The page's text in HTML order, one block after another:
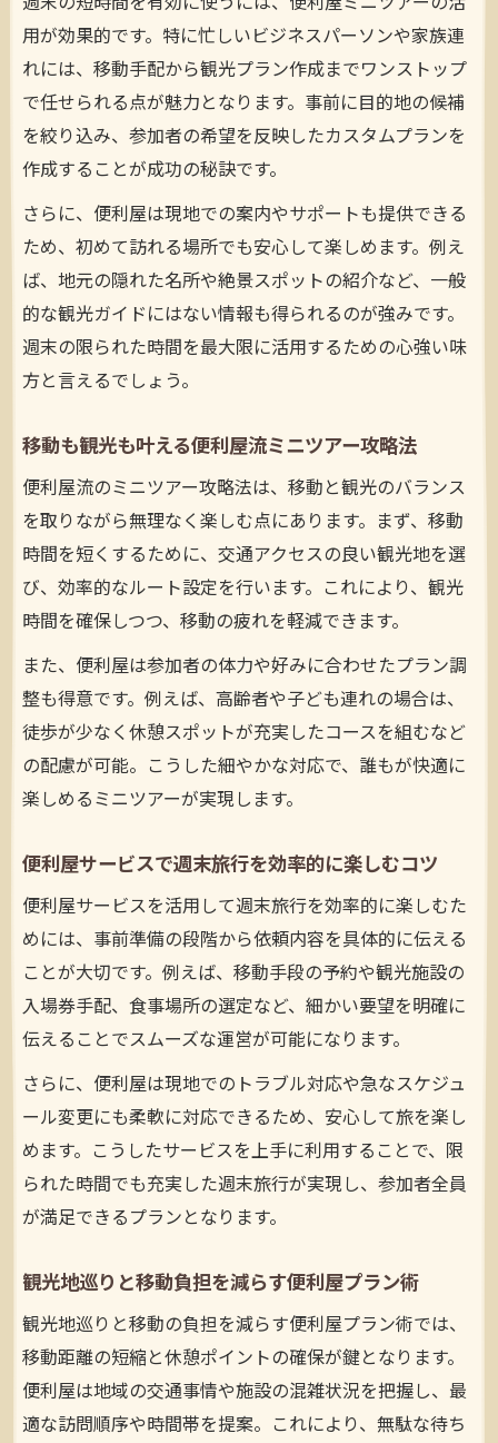
用が効果的です。特に忙しいビジネスパーソンや家族連
れには、移動手配から観光プラン作成までワンストップ
で任せられる点が魅力となります。事前に目的地の候補
を絞り込み、参加者の希望を反映したカスタムプランを
作成することが成功の秘訣です。
さらに、便利屋は現地での案内やサポートも提供できる
ため、初めて訪れる場所でも安心して楽しめます。例え
ば、地元の隠れた名所や絶景スポットの紹介など、一般
的な観光ガイドにはない情報も得られるのが強みです。
週末の限られた時間を最大限に活用するための心強い味
方と言えるでしょう。
移動も観光も叶える便利屋流ミニツアー攻略法
便利屋流のミニツアー攻略法は、移動と観光のバランス
を取りながら無理なく楽しむ点にあります。まず、移動
時間を短くするために、交通アクセスの良い観光地を選
び、効率的なルート設定を行います。これにより、観光
時間を確保しつつ、移動の疲れを軽減できます。
また、便利屋は参加者の体力や好みに合わせたプラン調
整も得意です。例えば、高齢者や子ども連れの場合は、
徒歩が少なく休憩スポットが充実したコースを組むなど
の配慮が可能。こうした細やかな対応で、誰もが快適に
楽しめるミニツアーが実現します。
便利屋サービスで週末旅行を効率的に楽しむコツ
便利屋サービスを活用して週末旅行を効率的に楽しむた
めには、事前準備の段階から依頼内容を具体的に伝える
ことが大切です。例えば、移動手段の予約や観光施設の
入場券手配、食事場所の選定など、細かい要望を明確に
伝えることでスムーズな運営が可能になります。
さらに、便利屋は現地でのトラブル対応や急なスケジュ
ール変更にも柔軟に対応できるため、安心して旅を楽し
めます。こうしたサービスを上手に利用することで、限
られた時間でも充実した週末旅行が実現し、参加者全員
が満足できるプランとなります。
観光地巡りと移動負担を減らす便利屋プラン術
観光地巡りと移動の負担を減らす便利屋プラン術では、
移動距離の短縮と休憩ポイントの確保が鍵となります。
便利屋は地域の交通事情や施設の混雑状況を把握し、最
適な訪問順序や時間帯を提案。これにより、無駄な待ち